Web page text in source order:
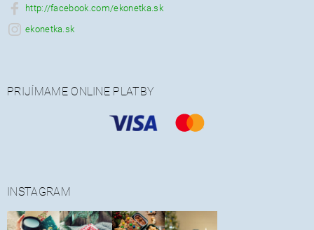
http://facebook.com/ekonetka.sk
ekonetka.sk
PRIJÍMAME ONLINE PLATBY
INSTAGRAM